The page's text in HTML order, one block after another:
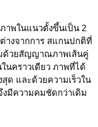
าพในแนวตั้งขึ้นเป็น 2
างจากการ สแกนปกติที่
ด้วยสัญญาณภาพเส้นคู่
คราวเดียว ภาพที่ได้
ด และด้วยความเร็วใน
มีความคมชัดกว่าเดิม